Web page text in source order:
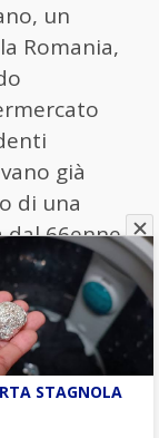
un
Romania,
già
di una
dal 66enne
sul
per
come
STAGNOLA